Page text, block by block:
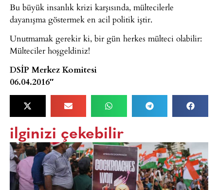
Bu büyük insanlık krizi karşısında, mültecilerle
dayanışma göstermek en acil politik iştir.
Unutmamak gerekir ki, bir gün herkes mülteci olabilir:
Mülteciler hoşgeldiniz!
DSİP Merkez Komitesi
06.04.2016″
ilginizi çekebilir